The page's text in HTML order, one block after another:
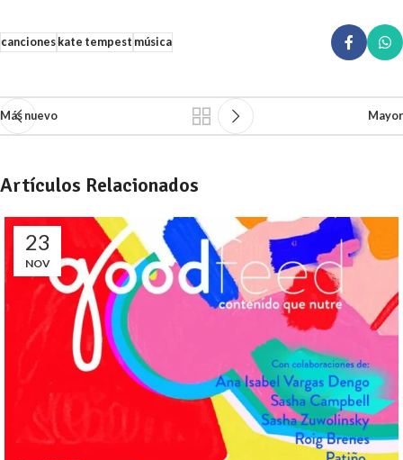
cancioneskate tempest música
Más nuevo Mayor
Artículos Relacionados
23
NOV